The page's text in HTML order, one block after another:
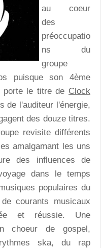
au coeur
des
préoccupatio
ns du
groupe
puisque son 4ème
porte le titre de Clock
de l'auditeur l'énergie,
des douze titres.
revisite différents
amalgamant les uns
des influences de
dans le temps
populaires du
courants musicaux
et réussie. Une
choeur de gospel,
ska, du rap